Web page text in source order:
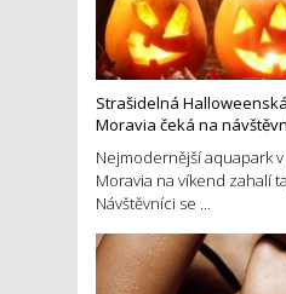
Strašidelná
Moravia čeká na
Nejmodernější aquapark
Moravia na víkend zahalí
Návštěvníci se ...